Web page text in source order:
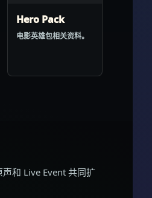
Hero Pack
电影英雄包相关资料。
和 Live Event 共同扩